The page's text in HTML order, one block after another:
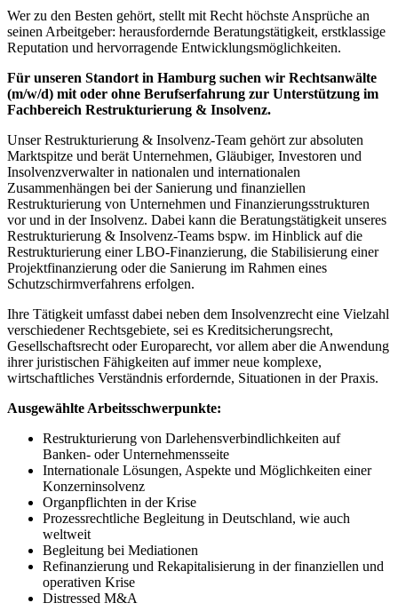
Wer zu den Besten gehört, stellt mit Recht höchste Ansprüche an
seinen Arbeitgeber: herausfordernde Beratungstätigkeit, erstklassige
Reputation und hervorragende Entwicklungsmöglichkeiten.
Für unseren Standort in Hamburg suchen wir Rechtsanwälte
(m/w/d) mit oder ohne Berufserfahrung zur Unterstützung im
Fachbereich Restrukturierung & Insolvenz.
Unser Restrukturierung & Insolvenz-Team gehört zur absoluten
Marktspitze und berät Unternehmen, Gläubiger, Investoren und
Insolvenzverwalter in nationalen und internationalen
Zusammenhängen bei der Sanierung und finanziellen
Restrukturierung von Unternehmen und Finanzierungsstrukturen
vor und in der Insolvenz. Dabei kann die Beratungstätigkeit unseres
Restrukturierung & Insolvenz-Teams bspw. im Hinblick auf die
Restrukturierung einer LBO-Finanzierung, die Stabilisierung einer
Projektfinanzierung oder die Sanierung im Rahmen eines
Schutzschirmverfahrens erfolgen.
Ihre Tätigkeit umfasst dabei neben dem Insolvenzrecht eine Vielzahl
verschiedener Rechtsgebiete, sei es Kreditsicherungsrecht,
Gesellschaftsrecht oder Europarecht, vor allem aber die Anwendung
ihrer juristischen Fähigkeiten auf immer neue komplexe,
wirtschaftliches Verständnis erfordernde, Situationen in der Praxis.
Ausgewählte Arbeitsschwerpunkte:
Restrukturierung von Darlehensverbindlichkeiten auf
Banken- oder Unternehmensseite
Internationale Lösungen, Aspekte und Möglichkeiten einer
Konzerninsolvenz
Organpflichten in der Krise
Prozessrechtliche Begleitung in Deutschland, wie auch
weltweit
Begleitung bei Mediationen
Refinanzierung und Rekapitalisierung in der finanziellen und
operativen Krise
Distressed M&A